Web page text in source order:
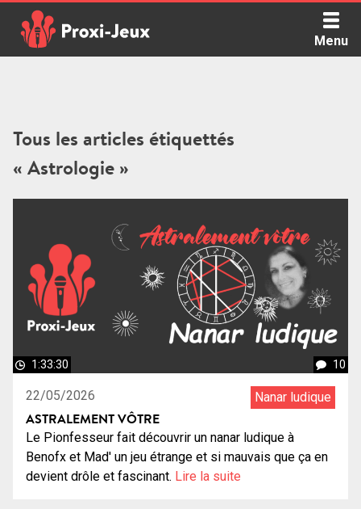
content
Menu
Tous les articles étiquettés
« Astrologie »
1:33:30 10
22/05/2026 Nanar ludique
ASTRALEMENT VÔTRE
Le Pionfesseur fait découvrir un nanar ludique à
Benofx et Mad' un jeu étrange et si mauvais que ça en
devient drôle et fascinant. Lire la suite